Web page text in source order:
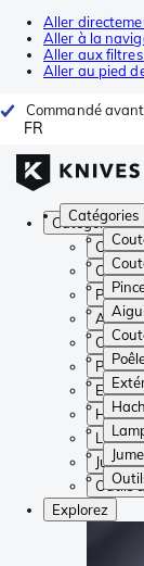
Aller
Aller à la
Aller aux
Aller au pied
Commandé
FR
Catégories
Catégories
Pinces
Poêles
Outils
Explorez